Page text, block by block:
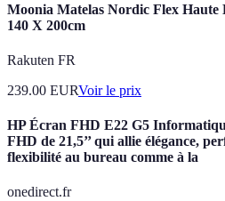
Moonia Matelas Nordic Flex
140 X 200cm
Rakuten FR
239.00 EURVoir le prix
HP Écran FHD E22 G5
FHD de 21,5’’ qui allie élégance,
flexibilité au bureau comme à la
onedirect.fr